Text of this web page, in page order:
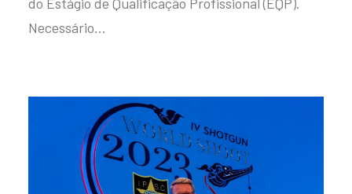
do Estágio de Qualificação Profissional (EQP).
Necessário…